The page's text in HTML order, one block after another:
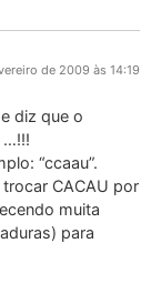
de 2009 às 14:19
diz que o
…!!!
“ccaau”.
trocar CACAU por
muita
para